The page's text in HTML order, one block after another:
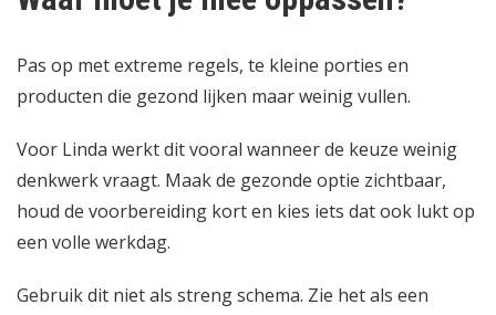
Pas op met extreme regels, te kleine porties en
producten die gezond lijken maar weinig vullen.
Voor Linda werkt dit vooral wanneer de keuze weinig
denkwerk vraagt. Maak de gezonde optie zichtbaar,
houd de voorbereiding kort en kies iets dat ook lukt op
een volle werkdag.
Gebruik dit niet als streng schema. Zie het als een